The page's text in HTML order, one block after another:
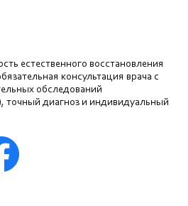
естественного восстановления
консультация врача с
обследований
точный диагноз и индивидуальный